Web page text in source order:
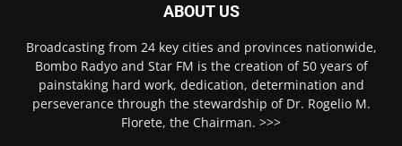
ABOUT US
Broadcasting from 24 key cities and provinces nationwide,
Bombo Radyo and Star FM is the creation of 50 years of
painstaking hard work, dedication, determination and
perseverance through the stewardship of Dr. Rogelio M.
Florete, the Chairman. >>>